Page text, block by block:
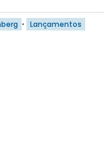
• Lançamentos